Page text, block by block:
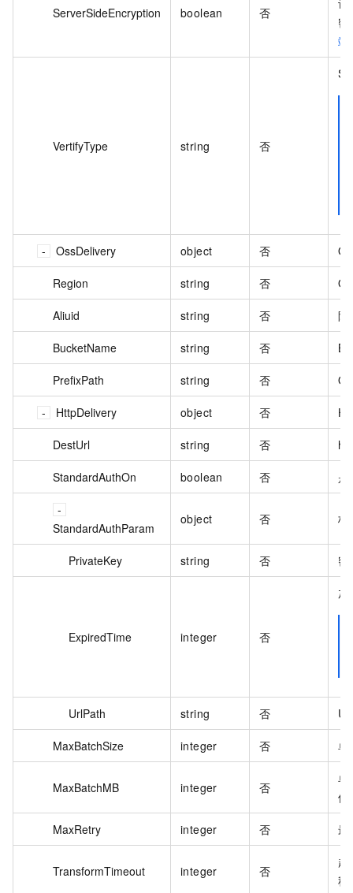
ServerSideEncryption boolean 否
端
VertifyType string 否
OssDelivery object 否
Region string 否
Aliuid string 否 阿
BucketName string 否
PrefixPath string 否
HttpDelivery object 否
DestUrl string 否
StandardAuthOn boolean 否 是
StandardAuthParam
object 否 标
PrivateKey string 否 密
ExpiredTime integer 否
加
UrlPath string 否
MaxBatchSize integer 否 单
MaxBatchMB integer 否
单
位
MaxRetry integer 否 最
TransformTimeout integer 否
超
秒